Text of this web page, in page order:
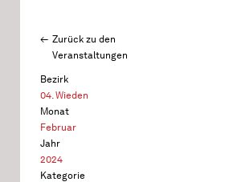
Zurück zu den
Veranstaltungen
Bezirk
04. Wieden
Monat
Februar
Jahr
2024
Kategorie